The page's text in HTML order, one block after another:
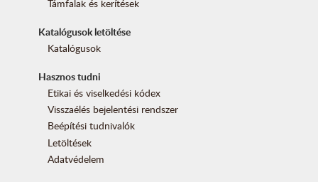
Támfalak és kerítések
Katalógusok letöltése
Katalógusok
Hasznos tudni
Etikai és viselkedési kódex
Visszaélés bejelentési rendszer
Beépítési tudnivalók
Letöltések
Adatvédelem